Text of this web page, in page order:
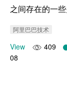
之间存在的一
阿里巴巴技术
View 409
08